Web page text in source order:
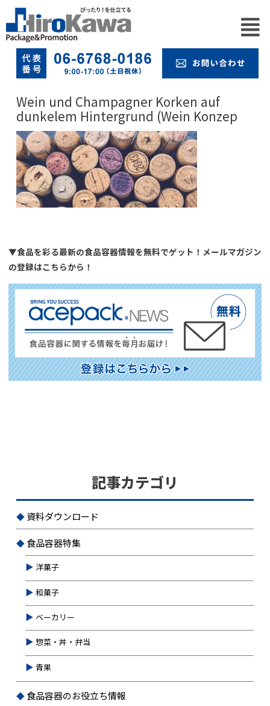
Wein und Champagner Korken auf
dunkelem Hintergrund (Wein Konzep
▼食品を彩る最新の食品容器情報を無料でゲット！メールマガジン
の登録はこちらから！
記事カテゴリ
資料ダウンロード
食品容器特集
洋菓子
和菓子
ベーカリー
惣菜・丼・弁当
青果
食品容器のお役立ち情報